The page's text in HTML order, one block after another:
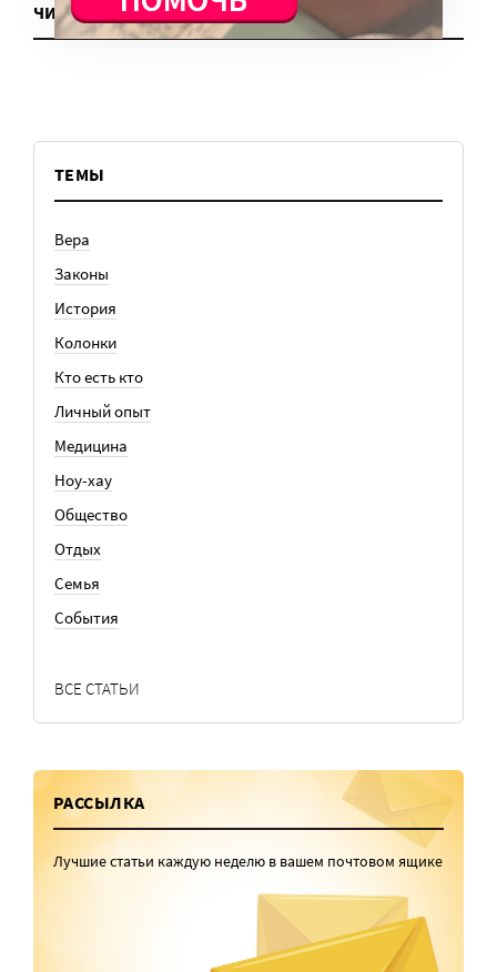
ЧИТАТЬ ЕЩЕ
ТЕМЫ
Вера
Законы
История
Колонки
Кто есть кто
Личный опыт
Медицина
Ноу-хау
Общество
Отдых
Семья
События
ВСЕ СТАТЬИ
РАССЫЛКА
Лучшие статьи каждую неделю в вашем почтовом ящике